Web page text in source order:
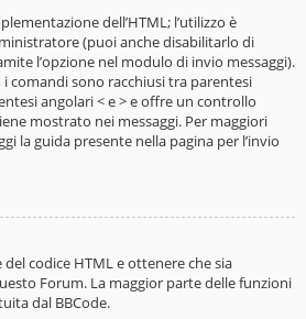
dell’HTML; l’utilizzo è
(puoi anche disabilitarlo di
l’opzione nel modulo di invio messaggi).
i comandi sono racchiusi tra parentesi
angolari < e > e offre un controllo
mostrato nei messaggi. Per maggiori
la guida presente nella pagina per l’invio
codice HTML e ottenere che sia
Forum. La maggior parte delle funzioni
dal BBCode.